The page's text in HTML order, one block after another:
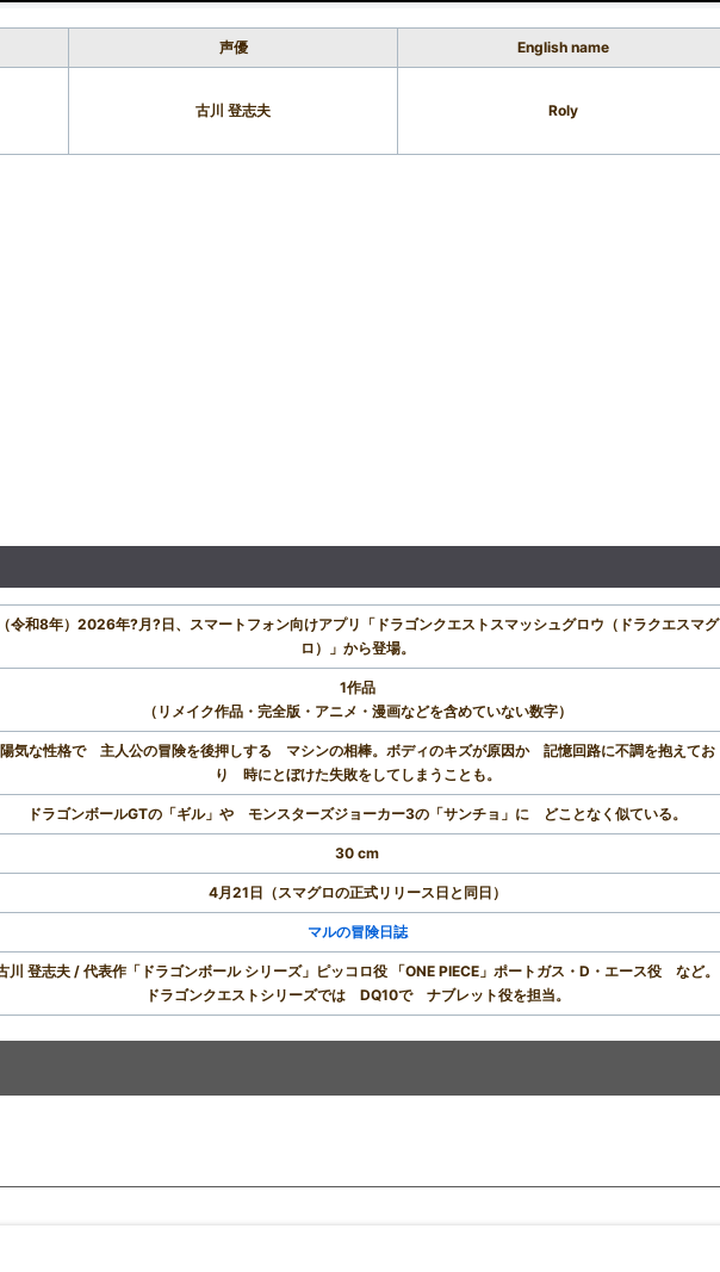
声優 English name
古川 登志夫 Roly
（令和8年）2026年?月?日、スマートフォン向けアプリ「ドラゴンクエストスマッシュグロウ（ドラクエスマグ
ロ）」から登場。
1作品
（リメイク作品・完全版・アニメ・漫画などを含めていない数字）
陽気な性格で 主人公の冒険を後押しする マシンの相棒。ボディのキズが原因か 記憶回路に不調を抱えてお
り 時にとぼけた失敗をしてしまうことも。
ドラゴンボールGTの「ギル」や モンスターズジョーカー3の「サンチョ」に どことなく似ている。
30 cm
4月21日（スマグロの正式リリース日と同日）
マルの冒険日誌
川 登志夫 / 代表作「ドラゴンボール シリーズ」ピッコロ役 「ONE PIECE」ポートガス・D・エース役 など。
ドラゴンクエストシリーズでは DQ10で ナブレット役を担当。